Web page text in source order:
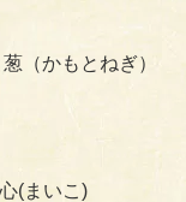
（かもとねぎ）
(まいこ)